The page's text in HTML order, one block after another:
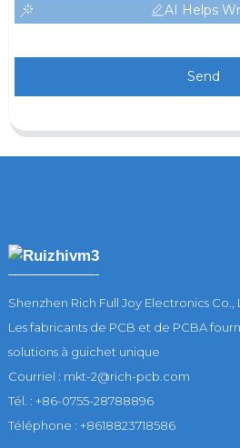
AI Helps
Send
Shenzhen Rich Full Joy Electronics Co.,
Les fabricants de PCB et de PCBA
solutions à guichet unique
Courriel : mkt-2@rich-pcb.com
Tél. : +86-0755-28788896
Téléphone : +8618823718586